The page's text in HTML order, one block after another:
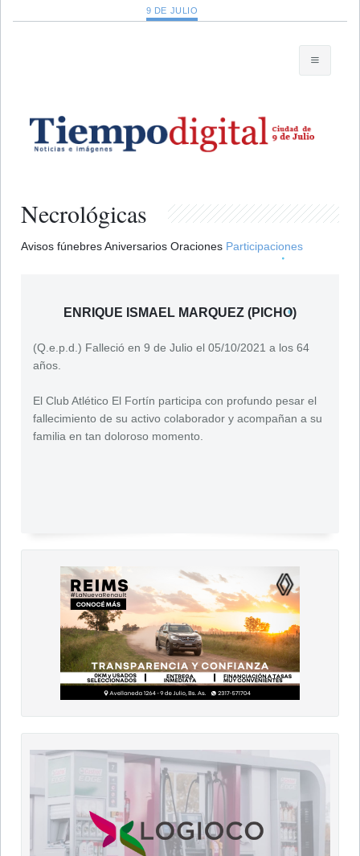
9 DE JULIO
Necrológicas
Avisos fúnebresAniversarios Oraciones Participaciones
ENRIQUE ISMAEL MARQUEZ (PICHO)
(Q.e.p.d.) Falleció en 9 de Julio el 05/10/2021 a los 64
años.
El Club Atlético El Fortín participa con profundo pesar el
fallecimiento de su activo colaborador y acompañan a su
familia en tan doloroso momento.